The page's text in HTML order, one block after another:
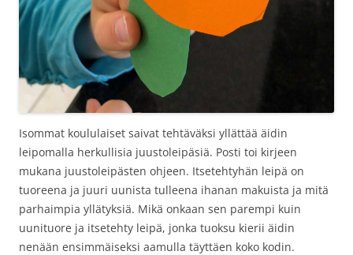
Isommat koululaiset saivat tehtäväksi yllättää äidin
leipomalla herkullisia juustoleipäsiä. Posti toi kirjeen
mukana juustoleipästen ohjeen. Itsetehtyhän leipä on
tuoreena ja juuri uunista tulleena ihanan makuista ja mitä
parhaimpia yllätyksiä. Mikä onkaan sen parempi kuin
uunituore ja itsetehty leipä, jonka tuoksu kierii äidin
nenään ensimmäiseksi aamulla täyttäen koko kodin.